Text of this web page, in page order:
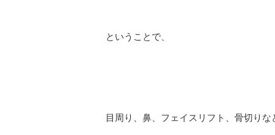
ということで、
目周り、鼻、フェイスリフト、骨切りな